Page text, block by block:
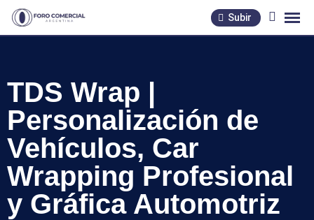
Skip
Subir
TDS Wrap |
Personalización de
Vehículos, Car
Wrapping Profesional
y Gráfica Automotriz